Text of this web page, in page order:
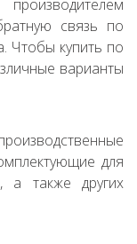
связь по
Чтобы купить по
варианты
для
а также других